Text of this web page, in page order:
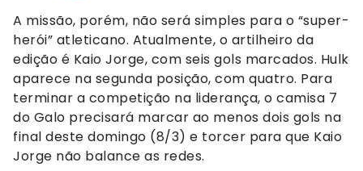
A missão, porém, não será simples para o “super-
herói” atleticano. Atualmente, o artilheiro da
edição é Kaio Jorge, com seis gols marcados. Hulk
aparece na segunda posição, com quatro. Para
terminar a competição na liderança, o camisa 7
do Galo precisará marcar ao menos dois gols na
final deste domingo (8/3) e torcer para que Kaio
Jorge não balance as redes.